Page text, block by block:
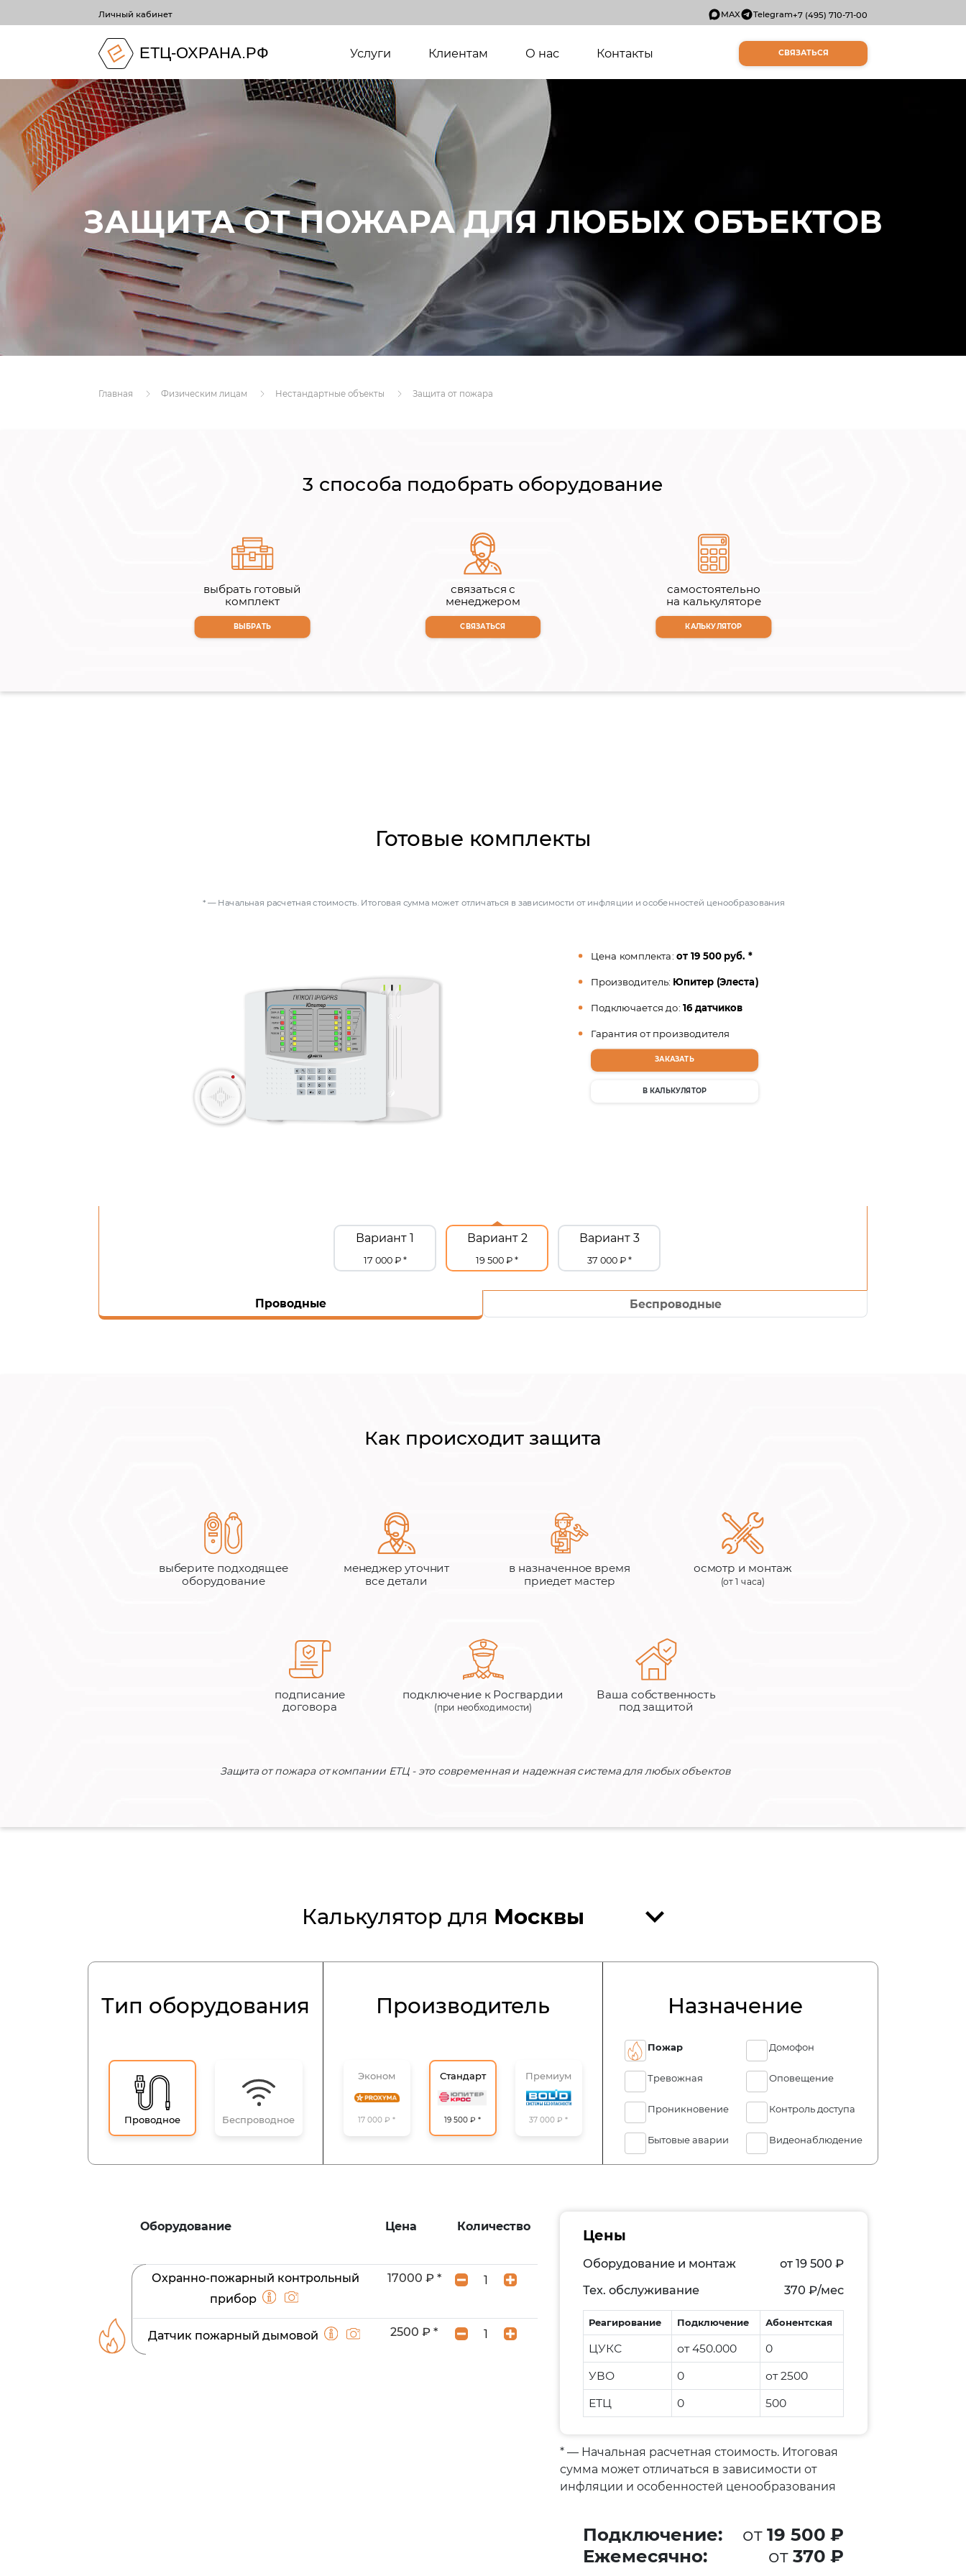
Личный кабинет MAX Telegram+7 (495) 710-71-00
ЕТЦ-ОХРАНА.РФ Услуги(current)Клиентам О нас Контакты СВЯЗАТЬСЯ
ЗАЩИТА ОТ ПОЖАРА ДЛЯ ЛЮБЫХ ОБЪЕКТОВ
Главная Физическим лицам Нестандартные объекты Защита от пожара
3 способа подобрать оборудование
выбрать готовый
комплект
ВЫБРАТЬ
связаться с
менеджером
СВЯЗАТЬСЯ
самостоятельно
на калькуляторе
КАЛЬКУЛЯТОР
Готовые комплекты
Проводные Беспроводные
Цена комплекта: от 19 500 руб. *
Производитель: Юпитер (Элеста)
Подключается до: 16 датчиков
Гарантия от производителя
ЗАКАЗАТЬ
В КАЛЬКУЛЯТОР
Вариант 1
17 000 ₽ *
Вариант 2
19 500 ₽ *
Вариант 3
37 000 ₽ *
* — Начальная расчетная стоимость. Итоговая сумма может отличаться в зависимости от инфляции и особенностей ценообразования
Как происходит защита
выберите подходящее
оборудование
менеджер уточнит
все детали
в назначенное время
приедет мастер
осмотр и монтаж
(от 1 часа)
подписание
договора
подключение к Росгвардии
(при необходимости)
Ваша собственность
под защитой
Защита от пожара от компании ЕТЦ - это современная и надежная система для любых объектов
Калькулятор для
Тип оборудования
Проводное Беспроводное
Производитель
Эконом
17 000 ₽ *
Стандарт
19 500 ₽ *
Премиум
37 000 ₽ *
Назначение
Пожар
Тревожная
Проникновение
Бытовые аварии
Домофон
Оповещение
Контроль доступа
Видеонаблюдение
Оборудование Цена Количество
Охранно-пожарный контрольный
прибор
17000 ₽ *
Датчик пожарный дымовой 2500 ₽ *
Цены
Оборудование и монтаж от 19 500 ₽
Тех. обслуживание
370 ₽/мес
Реагирование Подключение Абонентская
ЦУКС от 450.000
0
УВО
0
от 2500
ЕТЦ
0 500
* — Начальная расчетная стоимость. Итоговая
сумма может отличаться в зависимости от
инфляции и особенностей ценообразования
Подключение: от19 500 ₽
Ежемесячно:
от370 ₽